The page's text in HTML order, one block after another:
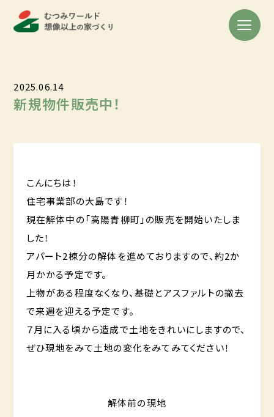
2025.06.14
新規物件販売中！
こんにちは！
住宅事業部の大島です！
現在解体中の「高陽青柳町」の販売を開始いたしま
した！
アパート2棟分の解体を進めておりますので、約2か
月かかる予定です。
上物がある程度なくなり、基礎とアスファルトの撤去
で来週を迎える予定です。
７月に入る頃から造成で土地をきれいにしますので、
ぜひ現地をみて土地の変化をみてみてください！
解体前の現地